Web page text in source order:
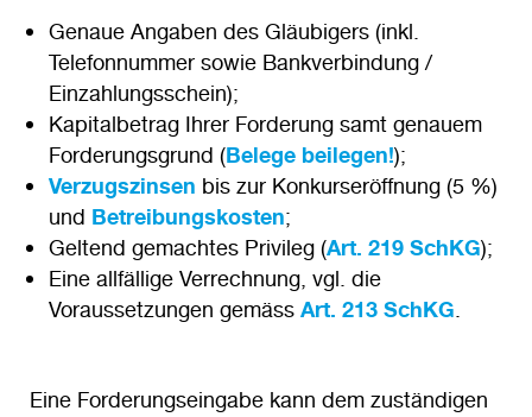
Genaue Angaben des Gläubigers (inkl.
Telefonnummer sowie Bankverbindung /
Einzahlungsschein);
Kapitalbetrag Ihrer Forderung samt genauem
Forderungsgrund (Belege beilegen!);
Verzugszinsen bis zur Konkurseröffnung (5 %)
und Betreibungskosten;
Geltend gemachtes Privileg (Art. 219 SchKG);
Eine allfällige Verrechnung, vgl. die
Voraussetzungen gemäss Art. 213 SchKG
Eine Forderungseingabe kann dem zuständigen